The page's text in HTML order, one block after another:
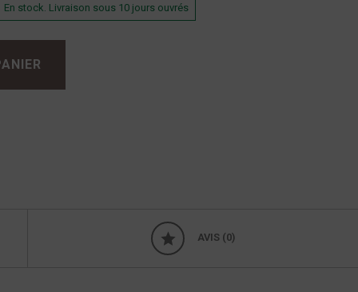
En stock. Livraison sous 10 jours ouvrés
AVIS (0)